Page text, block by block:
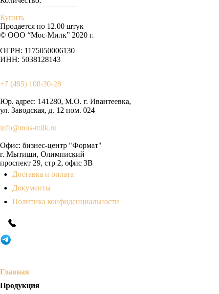
Купить
Продается по 12.00 штук
© ООО “Мос-Милк” 2020 г.
ОГРН: 1175050006130
ИНН: 5038128143
+7 (495) 108-30-28
Юр. адрес: 141280, М.О. г. Ивантеевка,
ул. Заводская, д. 12 пом. 024
info@mos-milk.ru
Офис: бизнес-центр "Формат"
г. Мытищи, Олимпиский
проспект 29, стр 2, офис 3B
Доставка и оплата
Документы
Политика конфиденциальности
Главная
Продукция